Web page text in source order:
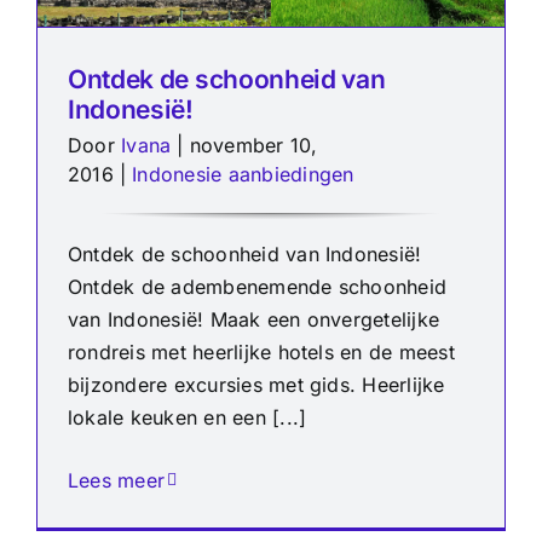
Ontdek de schoonheid van
Indonesië!
Door Ivana
november 10,
2016
Indonesie aanbiedingen
Ontdek de schoonheid van Indonesië!
Ontdek de adembenemende schoonheid
van Indonesië! Maak een onvergetelijke
rondreis met heerlijke hotels en de meest
bijzondere excursies met gids. Heerlijke
lokale keuken en een [...]
Lees meer